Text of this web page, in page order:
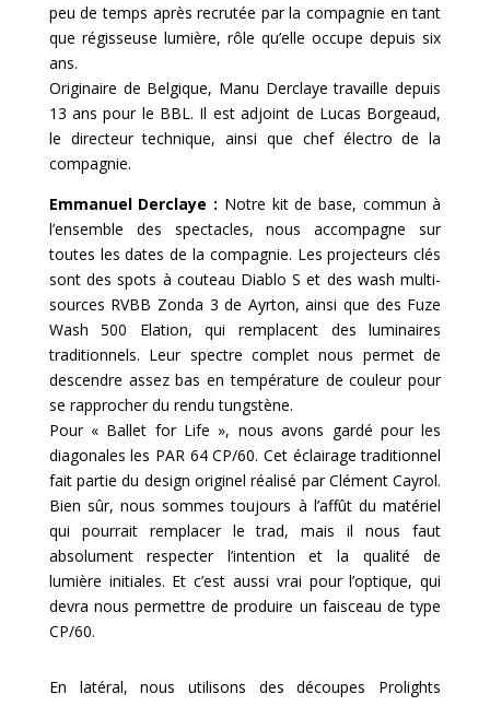
peu de temps après recrutée par la compagnie en tant
que régisseuse lumière, rôle qu’elle occupe depuis six
ans.
Originaire de Belgique, Manu Derclaye travaille depuis
13 ans pour le BBL. Il est adjoint de Lucas Borgeaud,
le directeur technique, ainsi que chef électro de la
compagnie.
Emmanuel Derclaye : Notre kit de base, commun à
l’ensemble des spectacles, nous accompagne sur
toutes les dates de la compagnie. Les projecteurs clés
sont des spots à couteau Diablo S et des wash multi-
sources RVBB Zonda 3 de Ayrton, ainsi que des Fuze
Wash 500 Elation, qui remplacent des luminaires
traditionnels. Leur spectre complet nous permet de
descendre assez bas en température de couleur pour
se rapprocher du rendu tungstène.
Pour « Ballet for Life », nous avons gardé pour les
diagonales les PAR 64 CP/60. Cet éclairage traditionnel
fait partie du design originel réalisé par Clément Cayrol.
Bien sûr, nous sommes toujours à l’affût du matériel
qui pourrait remplacer le trad, mais il nous faut
absolument respecter l’intention et la qualité de
lumière initiales. Et c’est aussi vrai pour l’optique, qui
devra nous permettre de produire un faisceau de type
CP/60.
En latéral, nous utilisons des découpes Prolights